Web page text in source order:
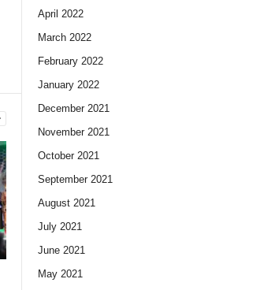
April 2022
March 2022
February 2022
January 2022
December 2021
November 2021
October 2021
September 2021
August 2021
July 2021
June 2021
May 2021